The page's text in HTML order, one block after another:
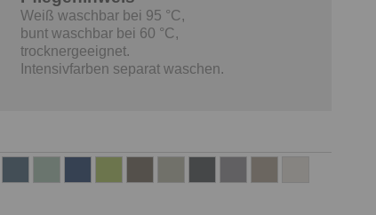
Weiß waschbar bei 95 °C,
bunt waschbar bei 60 °C,
trocknergeeignet.
Intensivfarben separat waschen.